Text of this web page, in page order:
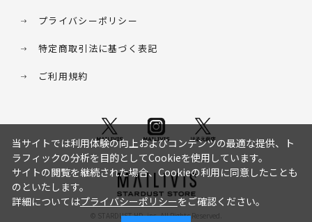
プライバシーポリシー
特定商取引法に基づく表記
ご利用規約
© STARDUST HD. inc. All Rights Reserved.
当サイトでは利用体験の向上およびコンテンツの最適な提供、ト
ラフィックの分析を目的としてCookieを使用しています。
サイトの閲覧を継続された場合、Cookieの利用に同意したことも
のといたします。
詳細についてはプライバシーポリシーをご確認ください。